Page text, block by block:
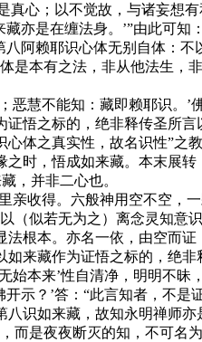
心；以不觉故，与诸妄想
亦是在缠法身。’”由此可
阿赖耶识心体无别自体：
是本有之法，非从他法生
不能知：藏即赖耶识。’
悟之标的，绝非释传圣所
体之真实性，故名识性”之教
，悟成如来藏。本末展
，并非二心也。
收得。六般神用空不空，
（似若无为之）离念灵知意识
本。亦名一依，由空而
来藏作为证悟之标的，绝非
来’性自清净，明明不昧
示？’答：“此言知者，不
识如来藏，故知永明禅师
而是夜夜断灭的知，不可